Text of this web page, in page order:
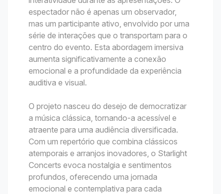
espectador não é apenas um observador,
mas um participante ativo, envolvido por uma
série de interações que o transportam para o
centro do evento. Esta abordagem imersiva
aumenta significativamente a conexão
emocional e a profundidade da experiência
auditiva e visual.
O projeto nasceu do desejo de democratizar
a música clássica, tornando-a acessível e
atraente para uma audiência diversificada.
Com um repertório que combina clássicos
atemporais e arranjos inovadores, o Starlight
Concerts evoca nostalgia e sentimentos
profundos, oferecendo uma jornada
emocional e contemplativa para cada